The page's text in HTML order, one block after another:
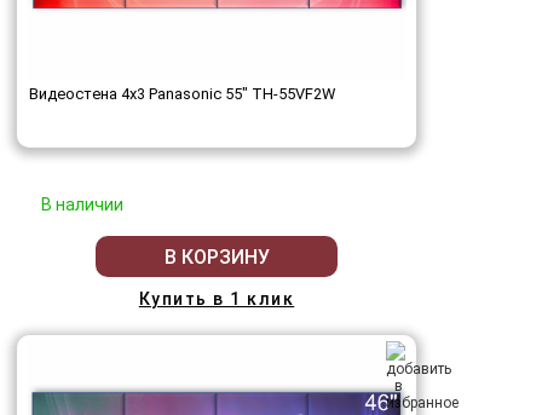
Видеостена 4x3 Panasonic 55" TH-55VF2W
В наличии
В КОРЗИНУ
Купить в 1 клик